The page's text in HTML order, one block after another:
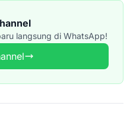
langsung di WhatsApp!